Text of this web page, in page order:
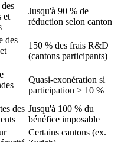
et
Jusqu'à 90 % de
réduction selon canton
des
150 % des frais R&D
(cantons participants)
Quasi-exonération si
participation ≥ 10 %
des Jusqu'à 100 % du
bénéfice imposable
Certains cantons (ex.